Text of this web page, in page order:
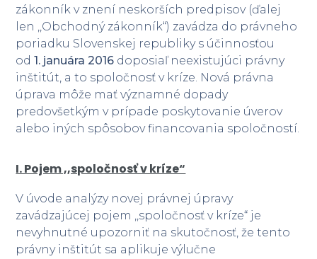
zákonník v znení neskorších predpisov (ďalej
len ,,Obchodný zákonník“) zavádza do právneho
poriadku Slovenskej republiky s účinnosťou
od1. januára 2016 doposiaľ neexistujúci právny
inštitút, a to spoločnosť v kríze. Nová právna
úprava môže mať významné dopady
predovšetkým v prípade poskytovanie úverov
alebo iných spôsobov financovania spoločností.
I. Pojem ,,spoločnosť v kríze“
V úvode analýzy novej právnej úpravy
zavádzajúcej pojem ,,spoločnosť v kríze“ je
nevyhnutné upozorniť na skutočnosť, že tento
právny inštitút sa aplikuje výlučne